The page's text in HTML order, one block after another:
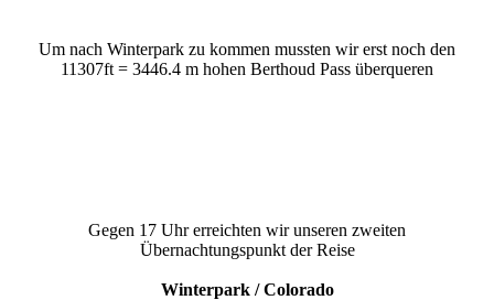
Um nach Winterpark zu kommen mussten wir erst noch den
11307ft = 3446.4 m hohen Berthoud Pass überqueren
Gegen 17 Uhr erreichten wir unseren zweiten
Übernachtungspunkt der Reise
Winterpark / Colorado